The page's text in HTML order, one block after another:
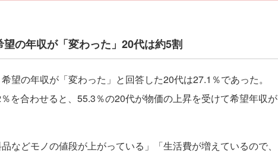
の年収が「変わった」20代は約5割
望の年収が「変わった」と回答した20代は27.1％であった。
％を合わせると、55.3％の20代が物価の上昇を受けて希望年収が
などモノの値段が上がっている」「生活費が増えているので、